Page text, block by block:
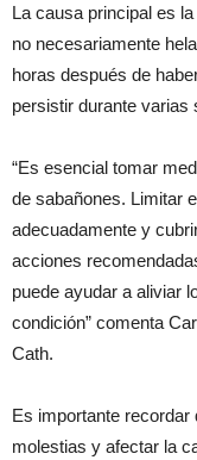
La causa principal es
no necesariamente
horas después de
persistir durante varias
“Es esencial tomar
de sabañones. Limitar
adecuadamente y
acciones
puede ayudar a aliviar
condición” comenta
Cath.
Es importante
molestias y afectar la